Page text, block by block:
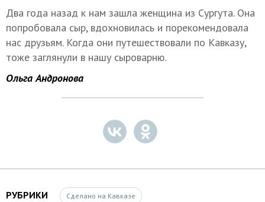
Два года назад к нам зашла женщина из Сургута. Она
попробовала сыр, вдохновилась и порекомендовала
нас друзьям. Когда они путешествовали по Кавказу,
тоже заглянули в нашу сыроварню.
Ольга Андронова
РУБРИКИ Сделано на Кавказе